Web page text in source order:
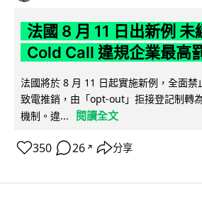
法國 8 月 11 日出新例 未
Cold Call 違規企業最高
法國將於 8 月 11 日起實施新例，全面禁
致電推銷，由「opt-out」拒接登記制轉
機制。違...
閱讀全文
350 26 ↗ 分享